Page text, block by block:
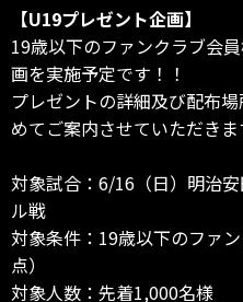
【U19プレゼント企画】
19歳以下のファンクラブ会
画を実施予定です！！
プレゼントの詳細及び配布
めてご案内させていただきま
対象試合：6/16（日）明治
ル戦
対象条件：19歳以下のファ
点）
対象人数：先着1,000名様